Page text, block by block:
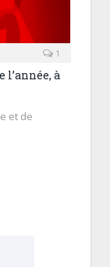
1
l’année, à
et de